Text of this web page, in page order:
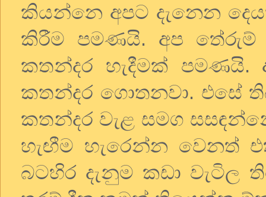
කියන්නෙ අපට දැනෙන
කිරීම පමණයි. අප තේරුම්
කතන්දර හැදීමක් පමණයි.
කතන්දර ගොතනවා. එසේ
කතන්දර වැළ සමග
හැඟීම හැරෙන්න වෙනත්
බටහිර දැනුම කඩා